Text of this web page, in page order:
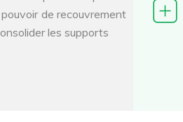
de recouvrement
les supports